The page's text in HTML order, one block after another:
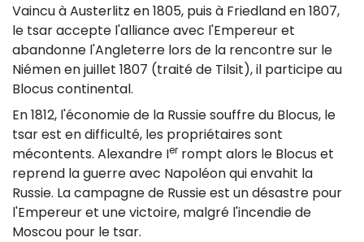
Vaincu à Austerlitz en 1805, puis à Friedland en 1807,
le tsar accepte l'alliance avec l'Empereur et
abandonne l'Angleterre lors de la rencontre sur le
Niémen en juillet 1807 (traité de Tilsit), il participe au
Blocus continental.
En 1812, l'économie de la Russie souffre du Blocus, le
tsar est en difficulté, les propriétaires sont
mécontents. Alexandre Ier rompt alors le Blocus et
reprend la guerre avec Napoléon qui envahit la
Russie. La campagne de Russie est un désastre pour
l'Empereur et une victoire, malgré l'incendie de
Moscou pour le tsar.